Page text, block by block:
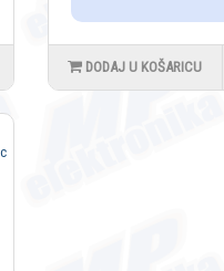
DODAJ U KOŠARICU